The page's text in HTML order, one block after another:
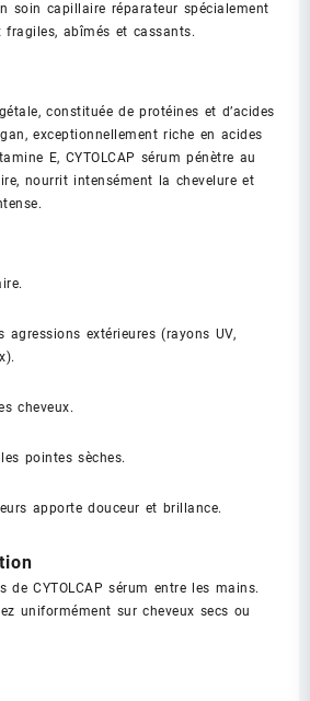
soin capillaire réparateur spécialement
fragiles, abîmés et cassants.
constituée de protéines et d’acides
exceptionnellement riche en acides
E, CYTOLCAP sérum pénètre au
nourrit intensément la chevelure et
agressions extérieures (rayons UV,
cheveux.
pointes sèches.
apporte douceur et brillance.
de CYTOLCAP sérum entre les mains.
uniformément sur cheveux secs ou